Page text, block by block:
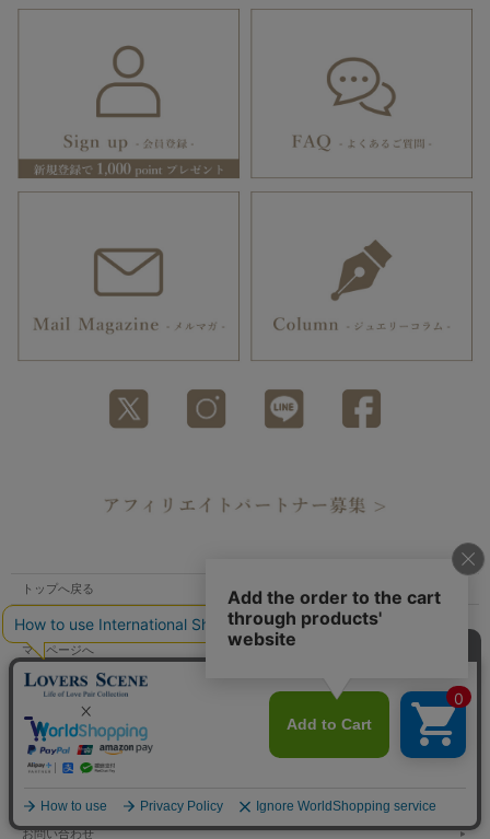
トップへ戻る
カートを見る
マイページへ
ご利用案内
特定商取引法表示
個人情報の取扱い
サイトマップ
メルマガ登録
お問い合わせ